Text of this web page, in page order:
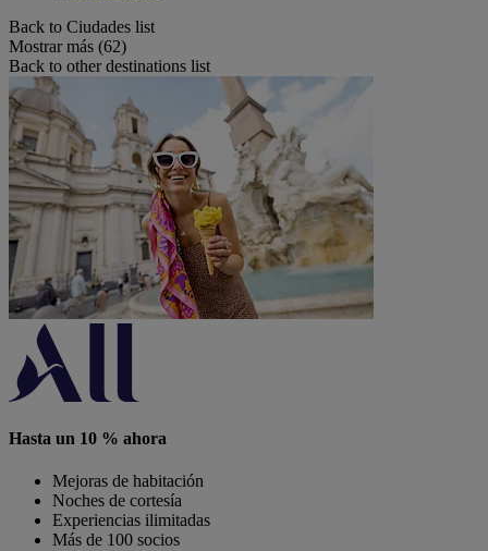
Back to Ciudades list
Mostrar más (62)
Back to other destinations list
Hasta un 10 % ahora
Mejoras de habitación
Noches de cortesía
Experiencias ilimitadas
Más de 100 socios